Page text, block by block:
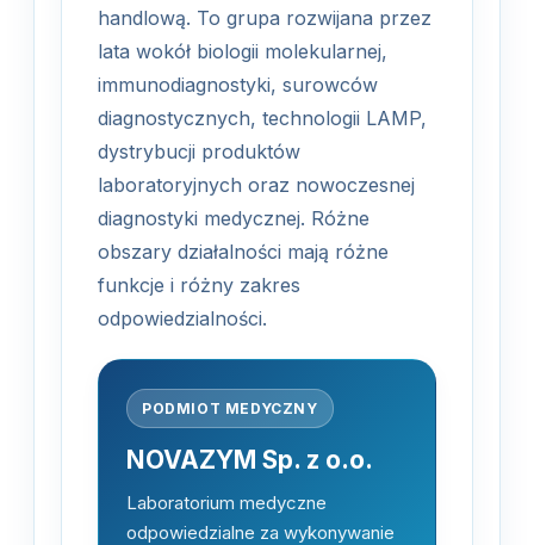
handlową. To grupa rozwijana przez
lata wokół biologii molekularnej,
immunodiagnostyki, surowców
diagnostycznych, technologii LAMP,
dystrybucji produktów
laboratoryjnych oraz nowoczesnej
diagnostyki medycznej. Różne
obszary działalności mają różne
funkcje i różny zakres
odpowiedzialności.
PODMIOT MEDYCZNY
NOVAZYM Sp. z o.o.
Laboratorium medyczne
odpowiedzialne za wykonywanie